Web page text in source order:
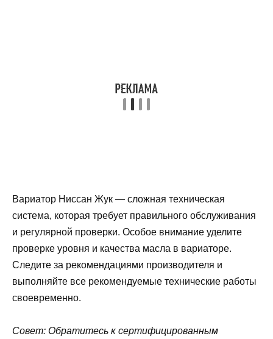
Вариатор Ниссан Жук — сложная техническая
система, которая требует правильного обслуживания
и регулярной проверки. Особое внимание уделите
проверке уровня и качества масла в вариаторе.
Следите за рекомендациями производителя и
выполняйте все рекомендуемые технические работы
своевременно.
Совет: Обратитесь к сертифицированным